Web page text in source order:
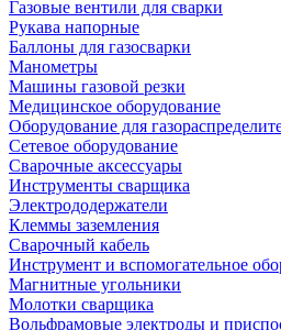
Газовые вентили для сварки
Рукава напорные
Баллоны для газосварки
Манометры
Машины газовой резки
Медицинское оборудование
Оборудование для
Сетевое оборудование
Сварочные аксессуары
Инструменты сварщика
Электрододержатели
Клеммы заземления
Сварочный кабель
Инструмент и вспомогательное
Магнитные угольники
Молотки сварщика
Вольфрамовые электроды и